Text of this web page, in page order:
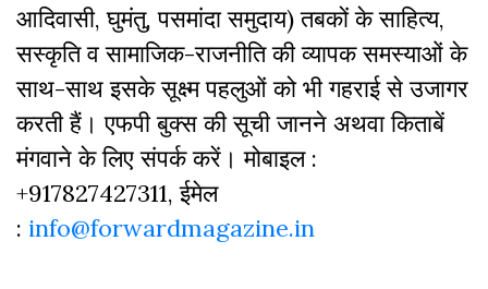
आदिवासी, घुमंतु, पसमांदा समुदाय) तबकों के साहित्‍य,
सस्‍क‍ृति व सामाजिक-राजनीति की व्‍यापक समस्‍याओं के
साथ-साथ इसके सूक्ष्म पहलुओं को भी गहराई से उजागर
करती हैं। एफपी बुक्‍स की सूची जानने अथवा किताबें
मंगवाने के लिए संपर्क करें। मोबाइल :
+917827427311, ईमेल
: info@forwardmagazine.in